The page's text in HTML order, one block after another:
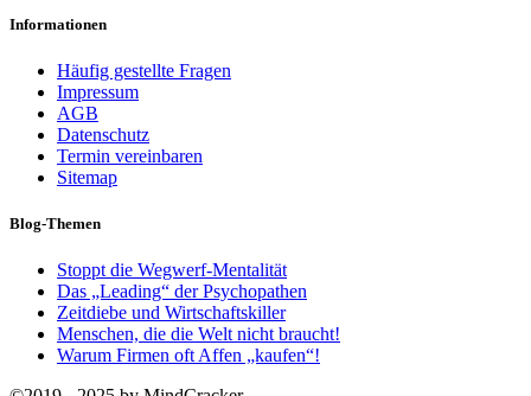
Informationen
Häufig gestellte Fragen
Impressum
AGB
Datenschutz
Termin vereinbaren
Sitemap
Blog-Themen
Stoppt die Wegwerf-Mentalität
Das „Leading“ der Psychopathen
Zeitdiebe und Wirtschaftskiller
Menschen, die die Welt nicht braucht!
Warum Firmen oft Affen „kaufen“!